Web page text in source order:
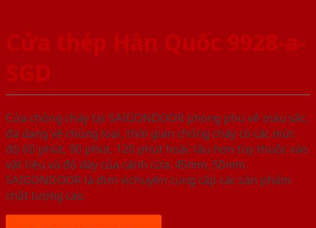
Cửa thép Hàn Quốc 9928-a-
SGD
Cửa chống cháy tại SAIGONDOOR phong phú về màu sắc,
đa dạng về chủng loại, thời gian chống cháy có các mức
độ 60 phút, 90 phút, 120 phút hoặc lâu hơn tùy thuộc vào
vật liệu và độ dày của cánh cửa: 45mm, 50mm.
SAIGONDOOR là đơn vị chuyên cung cấp các sản phẩm
chất lượng cao.